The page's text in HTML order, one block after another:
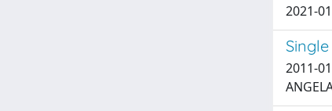
2021-
2011-